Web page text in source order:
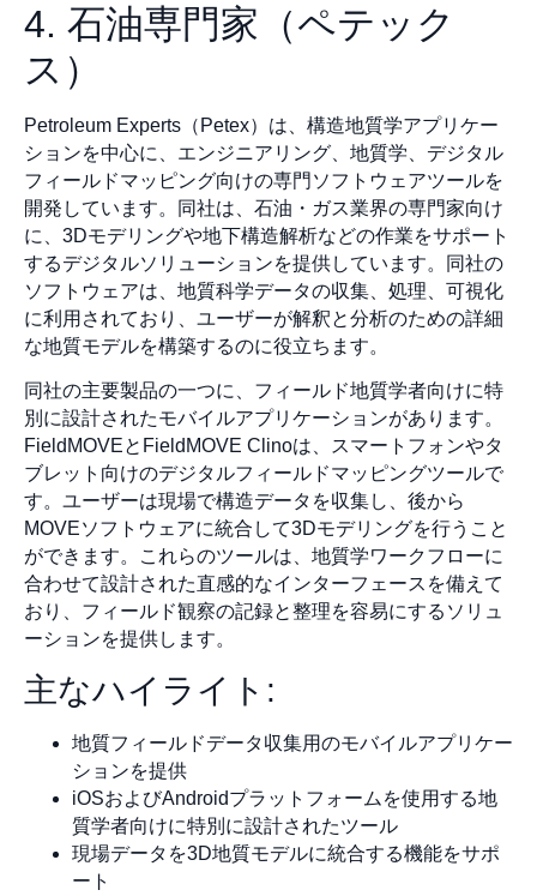
4. 石油専門家（ペテック
ス）
Petroleum Experts（Petex）は、構造地質学アプリケー
ションを中心に、エンジニアリング、地質学、デジタル
フィールドマッピング向けの専門ソフトウェアツールを
開発しています。同社は、石油・ガス業界の専門家向け
に、3Dモデリングや地下構造解析などの作業をサポート
するデジタルソリューションを提供しています。同社の
ソフトウェアは、地質科学データの収集、処理、可視化
に利用されており、ユーザーが解釈と分析のための詳細
な地質モデルを構築するのに役立ちます。
同社の主要製品の一つに、フィールド地質学者向けに特
別に設計されたモバイルアプリケーションがあります。
FieldMOVEとFieldMOVE Clinoは、スマートフォンやタ
ブレット向けのデジタルフィールドマッピングツールで
す。ユーザーは現場で構造データを収集し、後から
MOVEソフトウェアに統合して3Dモデリングを行うこと
ができます。これらのツールは、地質学ワークフローに
合わせて設計された直感的なインターフェースを備えて
おり、フィールド観察の記録と整理を容易にするソリュ
ーションを提供します。
主なハイライト:
地質フィールドデータ収集用のモバイルアプリケー
ションを提供
iOSおよびAndroidプラットフォームを使用する地
質学者向けに特別に設計されたツール
現場データを3D地質モデルに統合する機能をサポ
ート